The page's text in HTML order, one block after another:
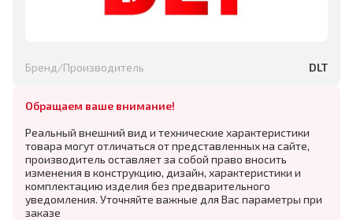
Бренд/Производитель DLT
Обращаем ваше внимание!
Реальный внешний вид и технические характеристики
товара могут отличаться от представленных на сайте,
производитель оставляет за собой право вносить
изменения в конструкцию, дизайн, характеристики и
комплектацию изделия без предварительного
уведомления. Уточняйте важные для Вас параметры при
заказе